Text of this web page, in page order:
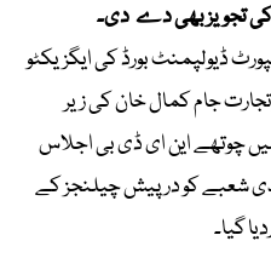
تجویز بھی دے دی۔
ڈیولپمنٹ بورڈ کی ایگزیکٹو
جام کمال خان کی زیر
چوتھے این ای ڈی بی اجلاس
شعبے کو درپیش چیلنجز کے
گیا۔